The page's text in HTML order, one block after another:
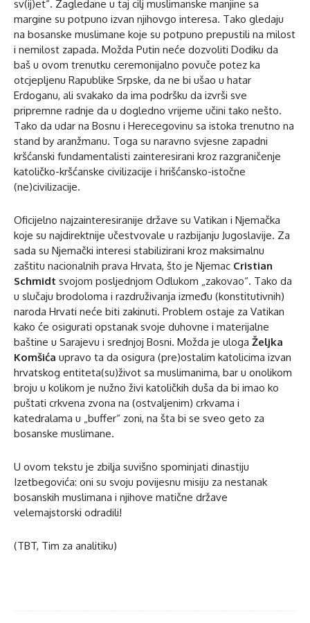
sv(ij)et“. Zagledane u taj cilj muslimanske manjine sa
margine su potpuno izvan njihovgo interesa. Tako gledaju
na bosanske muslimane koje su potpuno prepustili na milost
i nemilost zapada. Možda Putin neće dozvoliti Dodiku da
baš u ovom trenutku ceremonijalno povuče potez ka
otcjepljenu Rapublike Srpske, da ne bi ušao u hatar
Erdoganu, ali svakako da ima podršku da izvrši sve
pripremne radnje da u dogledno vrijeme učini tako nešto.
Tako da udar na Bosnu i Herecegovinu sa istoka trenutno na
stand by aranžmanu. Toga su naravno svjesne zapadni
kršćanski fundamentalisti zainteresirani kroz razgraničenje
katoličko-kršćanske civilizacije i hrišćansko-istočne
(ne)civilizacije.
Oficijelno najzainteresiranije države su Vatikan i Njemačka
koje su najdirektnije učestvovale u razbijanju Jugoslavije. Za
sada su Njemački interesi stabilizirani kroz maksimalnu
zaštitu nacionalnih prava Hrvata, što je Njemac Cristian
Schmidt svojom posljednjom Odlukom „zakovao“. Tako da
u slučaju brodoloma i razdruživanja između (konstitutivnih)
naroda Hrvati neće biti zakinuti. Problem ostaje za Vatikan
kako će osigurati opstanak svoje duhovne i materijalne
baštine u Sarajevu i srednjoj Bosni. Možda je uloga Željka
Komšića upravo ta da osigura (pre)ostalim katolicima izvan
hrvatskog entiteta(su)život sa muslimanima, bar u onolikom
broju u kolikom je nužno živi katoličkih duša da bi imao ko
puštati crkvena zvona na (ostvaljenim) crkvama i
katedralama u „buffer“ zoni, na šta bi se sveo geto za
bosanske muslimane.
U ovom tekstu je zbilja suvišno spominjati dinastiju
Izetbegovića: oni su svoju povijesnu misiju za nestanak
bosanskih muslimana i njihove matične države
velemajstorski odradili!
(TBT, Tim za analitiku)